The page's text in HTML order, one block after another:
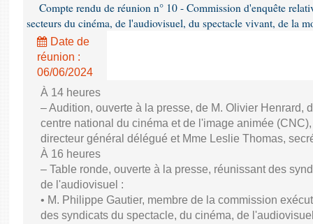
Compte rendu de réunion n° 10 - Commission d'enquête
secteurs du cinéma, de l'audiovisuel, du spectacle vivant, de la
Date de
réunion :
06/06/2024
À 14 heures
– Audition, ouverte à la presse, de M. Olivier Henrard,
centre national du cinéma et de l'image animée
directeur général délégué et Mme Leslie Thomas,
À 16 heures
– Table ronde, ouverte à la presse, réunissant des
de l'audiovisuel :
• M. Philippe Gautier, membre de la commission
des syndicats du spectacle, du cinéma, de